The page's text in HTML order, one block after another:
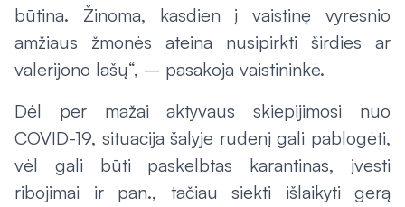
būtina. Žinoma, kasdien į vaistinę vyresnio
amžiaus žmonės ateina nusipirkti širdies ar
valerijono lašų“, – pasakoja vaistininkė.
Dėl per mažai aktyvaus skiepijimosi nuo
COVID-19, situacija šalyje rudenį gali pablogėti,
vėl gali būti paskelbtas karantinas, įvesti
ribojimai ir pan., tačiau siekti išlaikyti gerą